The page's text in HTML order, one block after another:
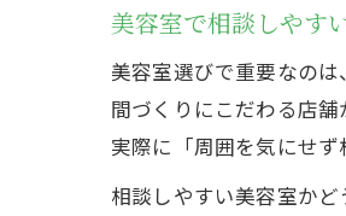
美容室で相談しやす
美容室選びで重要なの
間づくりにこだわる店
実際に「周囲を気にせ
相談しやすい美容室か